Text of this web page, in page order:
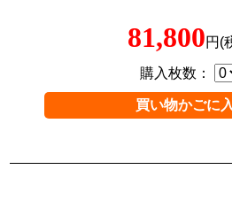
81,800円(
購入枚数：